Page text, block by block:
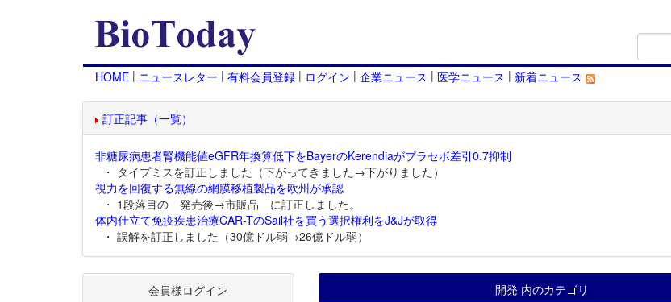
HOME | ニュースレター | 有料会員登録 | ログイン | 企業ニュース | 医学ニュース | 新着ニュース
訂正記事（一覧）
非糖尿病患者腎機能値eGFR年換算低下をBayerのKerendiaがプラセボ差引0.7抑制
・ タイプミスを訂正しました（下がってきました→下がりました）
視力を回復する無線の網膜移植製品を欧州が承認
・ 1段落目の 発売後→市販品 に訂正しました。
体内仕立て免疫疾患治療CAR-TのSail社を買う選択権利をJ&Jが取得
・ 誤解を訂正しました（30億ドル弱→26億ドル弱）
開発 内のカテゴリ
会員様ログイン